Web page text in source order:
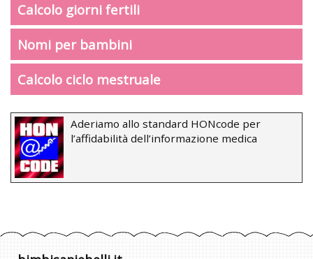
Calcolo giorni fertili
Nomi per bambini
Calcolo ciclo mestruale
Aderiamo allo standard HONcode per
l’affidabilità dell’informazione medica